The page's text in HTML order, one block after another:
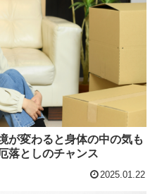
が変わると身体の中の気も
落としのチャンス
2025.01.22